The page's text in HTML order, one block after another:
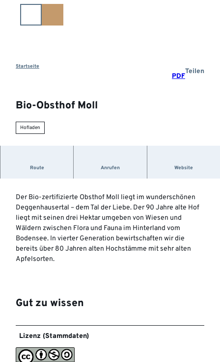
Startseite
PDF
Teilen
Bio-Obsthof Moll
Hofladen
Route Anrufen Website
Der Bio-zertifizierte Obsthof Moll liegt im wunderschönen
Deggenhausertal – dem Tal der Liebe. Der 90 Jahre alte Hof
liegt mit seinen drei Hektar umgeben von Wiesen und
Wäldern zwischen Flora und Fauna im Hinterland vom
Bodensee. In vierter Generation bewirtschaften wir die
bereits über 80 Jahren alten Hochstämme mit sehr alten
Apfelsorten.
Gut zu wissen
Lizenz (Stammdaten)